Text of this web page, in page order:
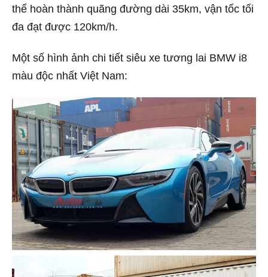
thể hoàn thành quãng đường dài 35km, vận tốc tối
đa đạt được 120km/h.
Một số hình ảnh chi tiết siêu xe tương lai BMW i8
màu độc nhất Việt Nam: